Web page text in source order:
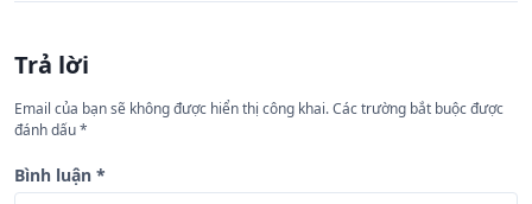
n
b
à
i
Trả lời
Email của bạn sẽ không được hiển thị công khai.Các trường bắt buộc được
đánh dấu*
Bình luận *